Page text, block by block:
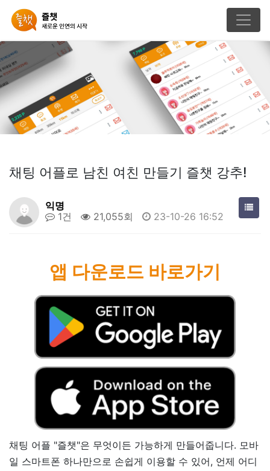
채팅 어플로 남친 여친 만들기 즐챗 강추!
익명
1건
21,055회 23-10-26 16:52
앱 다운로드 바로가기
채팅 어플 "즐챗"은 무엇이든 가능하게 만들어줍니다. 모바
일 스마트폰 하나만으로 손쉽게 이용할 수 있어, 언제 어디